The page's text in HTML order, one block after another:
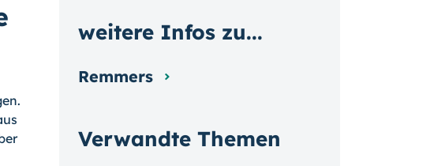
Verwandte Themen
weitere Infos zu...
Remmers